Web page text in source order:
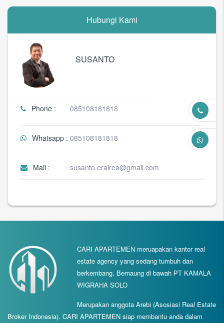
Hubungi Kami
SUSANTO
Phone : 085108181818
Whatsapp : 085108181818
Mail : susanto.erairea@gmail.com
CARI APARTEMEN meruapakan kantor real
estate agency yang sedang tumbuh dan
berkembang. Bernaung di bawah PT KAMALA
WIGRAHA SOLO
Merupakan anggota Arebi (Asosiasi Real Estate
Broker Indonesia). CARI APARTEMEN siap membantu anda dalam